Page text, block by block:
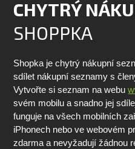
CHYTRÝ
SHOPPKA
Shopka je chytrý nákupní
sdílet nákupní seznamy s
Vytvořte si seznam na webu
svém mobilu a snadno jej
funguje na všech mobilních
iPhonech nebo ve webovém
zdarma a nevyžadují žádnou